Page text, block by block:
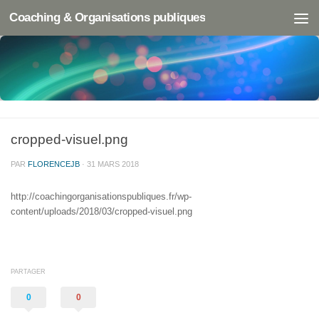
Coaching & Organisations publiques
cropped-visuel.png
PAR FLORENCEJB · 31 MARS 2018
http://coachingorganisationspubliques.fr/wp-
content/uploads/2018/03/cropped-visuel.png
PARTAGER
0 0